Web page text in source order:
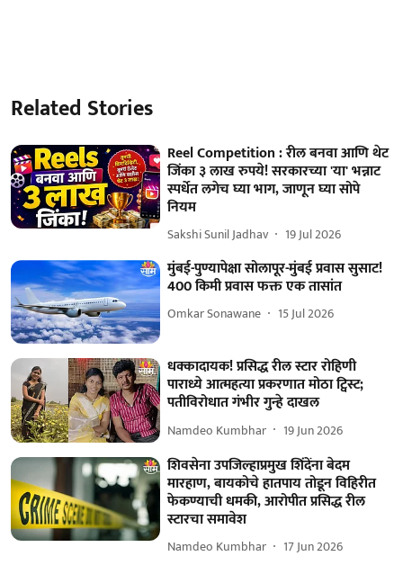
Related Stories
Reel Competition : रील बनवा आणि थेट
जिंका ३ लाख रुपये! सरकारच्या 'या' भन्नाट
स्पर्धेत लगेच घ्या भाग, जाणून घ्या सोपे
नियम
Sakshi Sunil Jadhav 19 Jul 2026
मुंबई-पुण्यापेक्षा सोलापूर-मुंबई प्रवास सुसाट!
400 किमी प्रवास फक्त एक तासांत
Omkar Sonawane 15 Jul 2026
धक्कादायक! प्रसिद्ध रील स्टार रोहिणी
पाराध्ये आत्महत्या प्रकरणात मोठा ट्विस्ट;
पतीविरोधात गंभीर गुन्हे दाखल
Namdeo Kumbhar 19 Jun 2026
शिवसेना उपजिल्हाप्रमुख शिंदेंना बेदम
मारहाण, बायकोचे हातपाय तोडून विहिरीत
फेकण्याची धमकी, आरोपीत प्रसिद्ध रील
स्टारचा समावेश
Namdeo Kumbhar 17 Jun 2026